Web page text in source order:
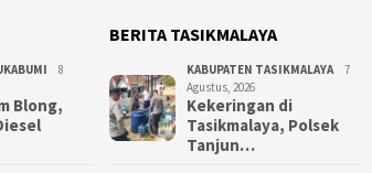
8
Blong,
BERITA TASIKMALAYA
KABUPATEN TASIKMALAYA
7
Agustus, 2026
Kekeringan di
Tasikmalaya, Polsek
Tanjun…